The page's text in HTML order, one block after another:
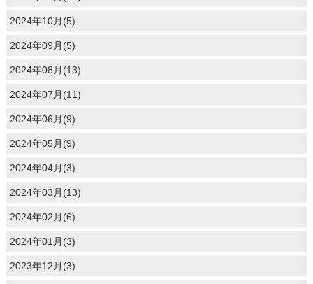
2024年10月(5)
2024年09月(5)
2024年08月(13)
2024年07月(11)
2024年06月(9)
2024年05月(9)
2024年04月(3)
2024年03月(13)
2024年02月(6)
2024年01月(3)
2023年12月(3)